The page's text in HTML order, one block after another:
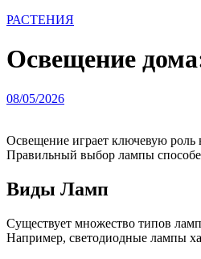
РАСТЕНИЯ
Освещение
08/05/2026
Освещение играет ключевую роль в создании атмосферы и комфорта в любом доме. Лампы освещения не просто источники света, они вносят вклад в общее настроение и стиль интерьера.
Правильный выбор лампы
Виды Ламп
Существует множество типов
Например, светодиодные лампы